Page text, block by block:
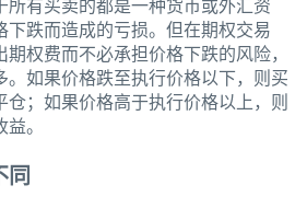
所有买卖的都是一种货币或外汇资
下跌而造成的亏损。但在期权交易
权费而不必承担价格下跌的风险，
。如果价格跌至执行价格以下，则买
仓；如果价格高于执行价格以上，则
。
同